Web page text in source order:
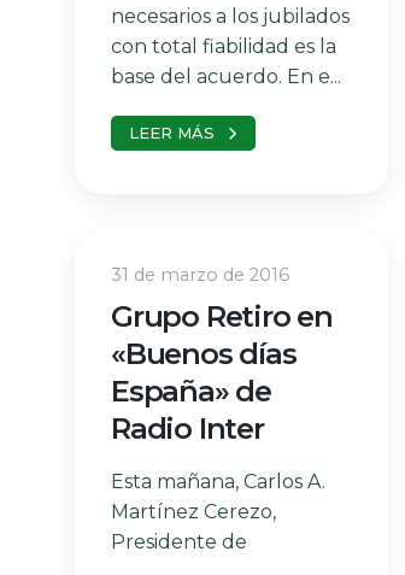
necesarios a los jubilados
con total fiabilidad es la
base del acuerdo. En e...
LEER MÁS
31 de marzo de 2016
Grupo Retiro en
«Buenos días
España» de
Radio Inter
Esta mañana, Carlos A.
Martínez Cerezo,
Presidente de